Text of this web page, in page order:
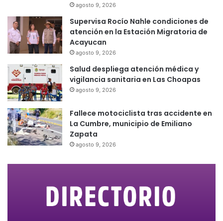
agosto 9, 2026
Supervisa Rocío Nahle condiciones de
atención en la Estación Migratoria de
Acayucan
agosto 9, 2026
Salud despliega atención médica y
vigilancia sanitaria en Las Choapas
agosto 9, 2026
Fallece motociclista tras accidente en
La Cumbre, municipio de Emiliano
Zapata
agosto 9, 2026